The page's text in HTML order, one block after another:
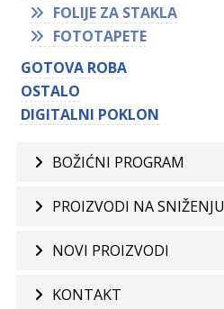
FOLIJE ZA STAKLA
FOTOTAPETE
GOTOVA ROBA
OSTALO
DIGITALNI POKLON
BOŽIĆNI PROGRAM
PROIZVODI NA SNIŽENJU
NOVI PROIZVODI
KONTAKT